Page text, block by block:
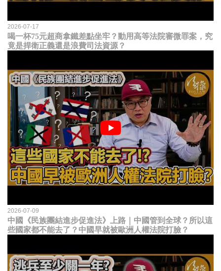
2026-07-17
喝一杯75元超商拿鐵差點坐牢？動用高等法院審微罪案，究
竟是捍衛正義還是浪費司法資源？
2026-07-09
中國《民族團結進步促進法》上路｜中國管到全球？所以這
些國家都不能去了？中國早就被歐洲人權法院打臉？